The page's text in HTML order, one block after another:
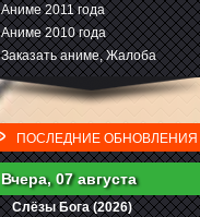
Аниме 2011 года
Аниме 2010 года
Заказать аниме, Жалоба
ПОСЛЕДНИЕ ОБНОВЛЕНИЯ
Вчера, 07 августа
Слёзы Бога (2026)